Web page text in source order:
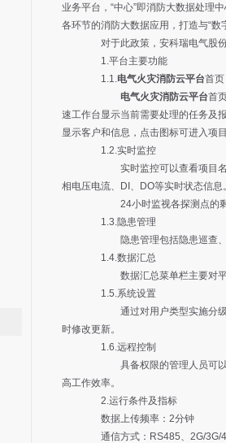
业务平台，“中心”即消防大数据处理
各环节的消防大数据应用，打造与“数
对于此政策，安科瑞电气股份有
1.平台主要功能
1.1.电气火灾消防云平台首页
电气火灾消防云平台首
速工作台显示当前需要处理的任务及
显示客户和信息，点击图标可进入项目
1.2.实时监控
实时监控可以查看项目名称下的
相电压电流、DI、DO等实时状态信
24小时监视各探测点的剩余电
1.3.隐患管理
隐患管理包括隐患巡查、隐患处
1.4.数据汇总
数据汇总菜单栏主要对平台监测
1.5.系统设置
通过对用户类型实施分
时修改更新。
1.6.远程控制
具备权限的管理人员可以远程设
高工作效率。
2.运行条件及指标
数据上传频率：2分钟
通信方式：RS485、2G/3G/